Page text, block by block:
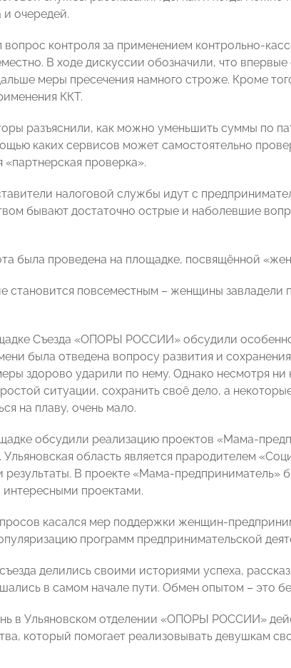
очередей.
контроля за применением контрольно-
В ходе дискуссии обозначили, что
меры пресечения намного строже. Кроме
ККТ.
разъяснили, как можно уменьшить суммы по
каких сервисов может самостоятельно
«партнерская проверка».
налоговой службы идут с
бывают достаточно острые и наболевшие
была проведена на площадке, посвящённой
становится повсеместным – женщины
Съезда «ОПОРЫ РОССИИ» обсудили
была отведена вопросу развития и
здорово ударили по нему. Однако несмотря
ситуации, сохранить своё дело, а
на плаву, очень мало.⠀
обсудили реализацию проектов «Мама-
Ульяновская область является прародителем
результаты. В проекте «Мама-предприниматель»
проектами.⠀
касался мер поддержки женщин-
программ предпринимательской
делились своими историями успеха,
в самом начале пути. Обмен опытом – это
в Ульяновском отделении «ОПОРЫ РОССИИ»
который помогает реализовывать девушкам